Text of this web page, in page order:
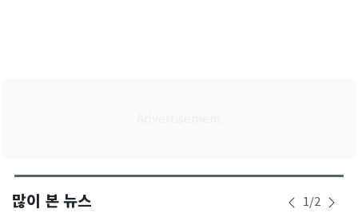
많이 본 뉴스 1/2